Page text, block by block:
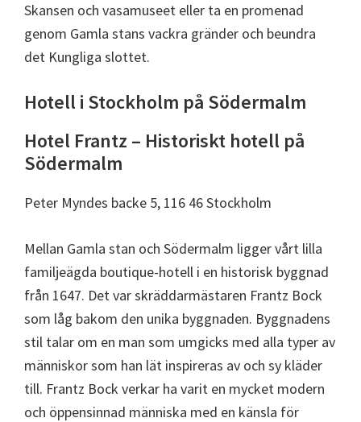
Skansen och vasamuseet eller ta en promenad
genom Gamla stans vackra gränder och beundra
det Kungliga slottet.
Hotell i Stockholm på Södermalm
Hotel Frantz – Historiskt hotell på
Södermalm
Peter Myndes backe 5, 116 46 Stockholm
Mellan Gamla stan och Södermalm ligger vårt lilla
familjeägda boutique-hotell i en historisk byggnad
från 1647. Det var skräddarmästaren Frantz Bock
som låg bakom den unika byggnaden. Byggnadens
stil talar om en man som umgicks med alla typer av
människor som han lät inspireras av och sy kläder
till. Frantz Bock verkar ha varit en mycket modern
och öppensinnad människa med en känsla för